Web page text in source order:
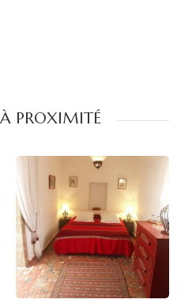
À PROXIMITÉ